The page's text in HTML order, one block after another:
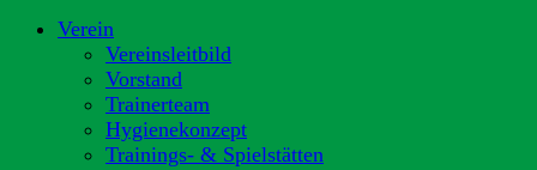
Verein
Vereinsleitbild
Vorstand
Trainerteam
Hygienekonzept
Trainings- & Spielstätten